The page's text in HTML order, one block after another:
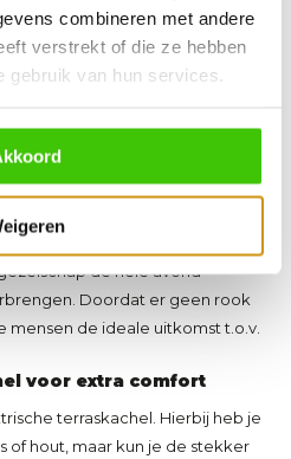
combineren met andere
verstrekt of die ze hebben
van hun services.
moeite te doen om de
draaien ze gewoon aan een
geen houtblokken meer nodig,
nodig voor de tuinkachel
op gas geeft veel warmte
de hele avond
Doordat er geen rook
mensen de ideale uitkomst t.o.v.
voor extra comfort
terraskachel. Hierbij heb je
of hout, maar kun je de stekker